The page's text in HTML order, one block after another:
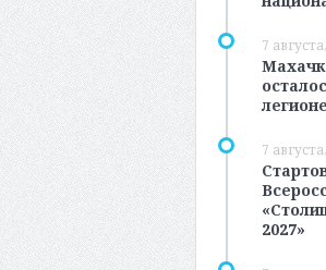
7
7
2027»